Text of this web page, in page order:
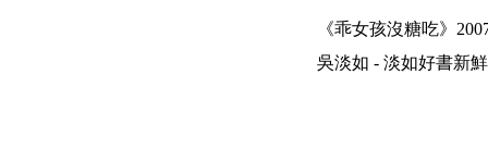
《乖女孩沒糖吃》
吳淡如 - 淡如好書新鮮